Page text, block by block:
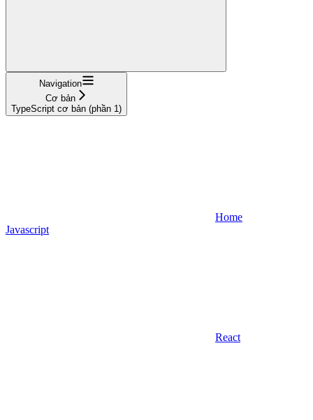
Navigation
Cơ bản
TypeScript cơ bản (phần 1)
Home
Javascript
React